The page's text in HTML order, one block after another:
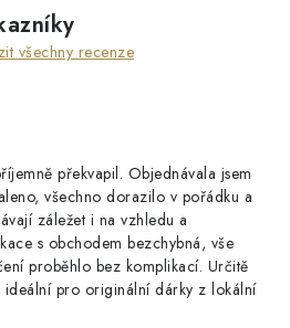
všechny recenze
překvapil. Objednávala jsem
všechno dorazilo v pořádku a
záležet i na vzhledu a
s obchodem bezchybná, vše
proběhlo bez komplikací. Určitě
pro originální dárky z lokální